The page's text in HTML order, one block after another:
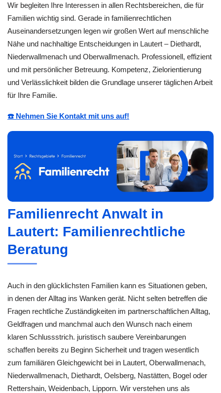
Wir begleiten Ihre Interessen in allen Rechtsbereichen, die für
Familien wichtig sind. Gerade in familienrechtlichen
Auseinandersetzungen legen wir großen Wert auf menschliche
Nähe und nachhaltige Entscheidungen in Lautert – Diethardt,
Niederwallmenach und Oberwallmenach. Professionell, effizient
und mit persönlicher Betreuung. Kompetenz, Zielorientierung
und Verlässlichkeit bilden die Grundlage unserer täglichen Arbeit
für Ihre Familie.
☎️ Nehmen Sie Kontakt mit uns auf!
Familienrecht Anwalt in
Lautert: Familienrechtliche
Beratung
Auch in den glücklichsten Familien kann es Situationen geben,
in denen der Alltag ins Wanken gerät. Nicht selten betreffen die
Fragen rechtliche Zuständigkeiten im partnerschaftlichen Alltag,
Geldfragen und manchmal auch den Wunsch nach einem
klaren Schlussstrich. juristisch saubere Vereinbarungen
schaffen bereits zu Beginn Sicherheit und tragen wesentlich
zum familiären Gleichgewicht bei in Lautert, Oberwallmenach,
Niederwallmenach, Diethardt, Oelsberg, Nastätten, Bogel oder
Rettershain, Weidenbach, Lipporn. Wir verstehen uns als